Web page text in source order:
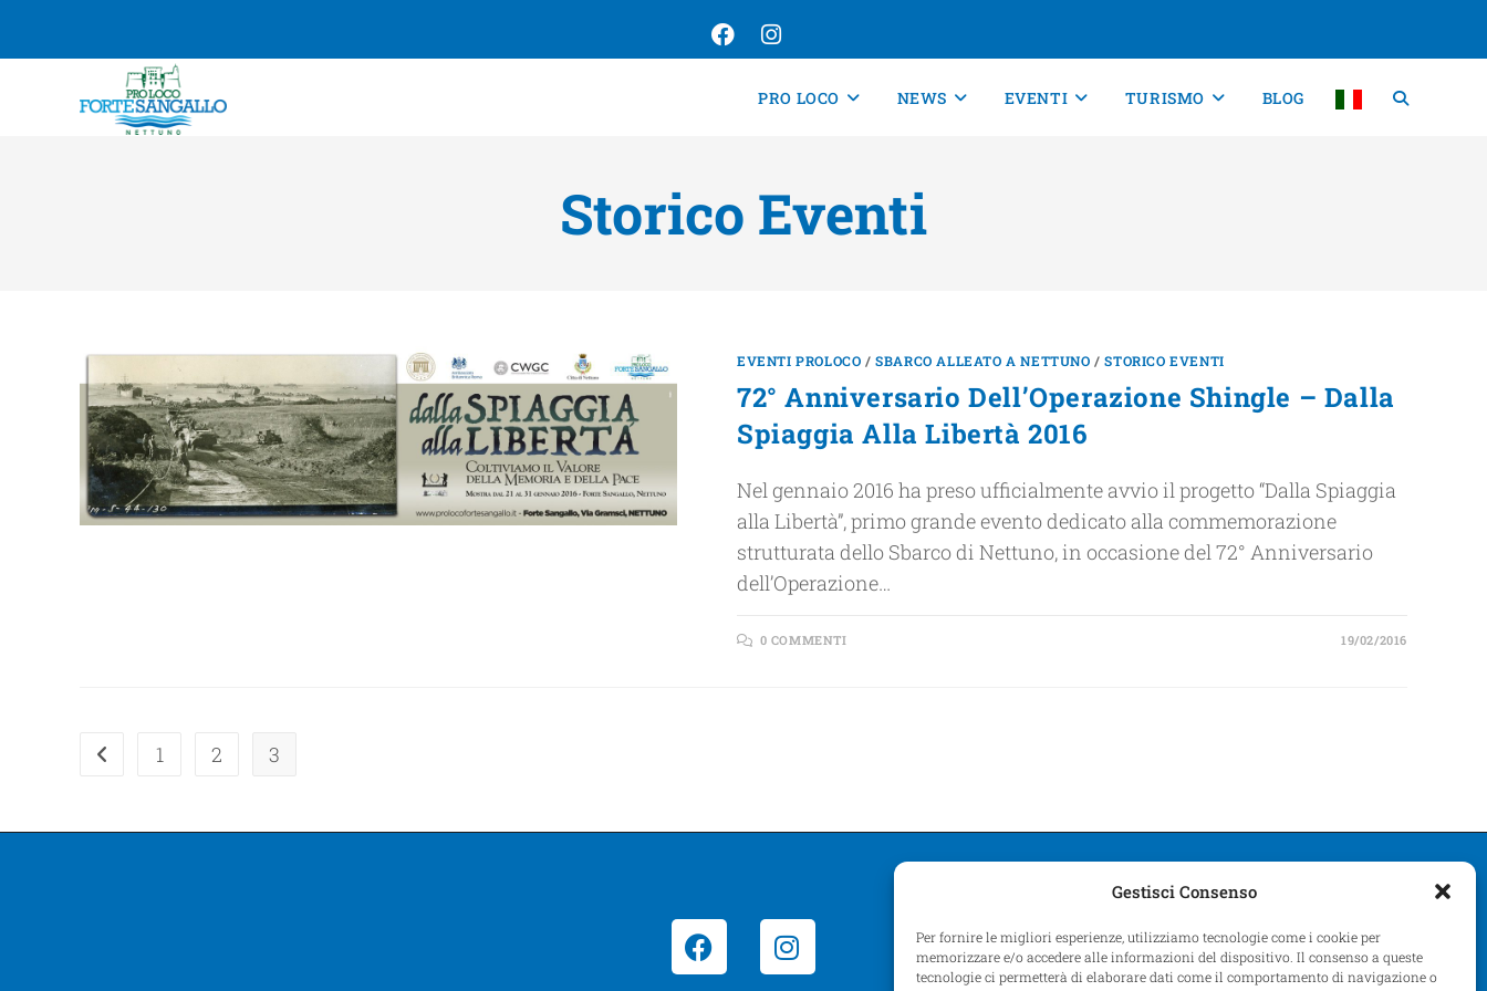
Gestisci Consenso
Per fornire le migliori esperienze, utilizziamo tecnologie come i cookie per
memorizzare e/o accedere alle informazioni del dispositivo. Il consenso a queste
tecnologie ci permetterà di elaborare dati come il comportamento di navigazione o
PRO LOCO NEWS EVENTI TURISMO BLOG
Storico Eventi
EVENTI PROLOCO /SBARCO ALLEATO A NETTUNO /STORICO EVENTI
72° Anniversario Dell’Operazione Shingle – Dalla
Spiaggia Alla Libertà 2016
Nel gennaio 2016 ha preso ufficialmente avvio il progetto “Dalla Spiaggia
alla Libertà”, primo grande evento dedicato alla commemorazione
strutturata dello Sbarco di Nettuno, in occasione del 72° Anniversario
dell’Operazione…
0 COMMENTI 19/02/2016
1 2 3